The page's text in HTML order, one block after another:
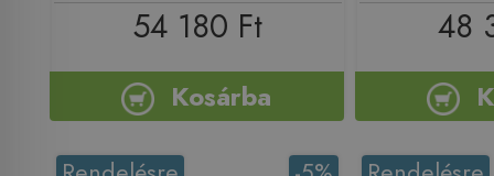
54 180 Ft
Kosárba
48